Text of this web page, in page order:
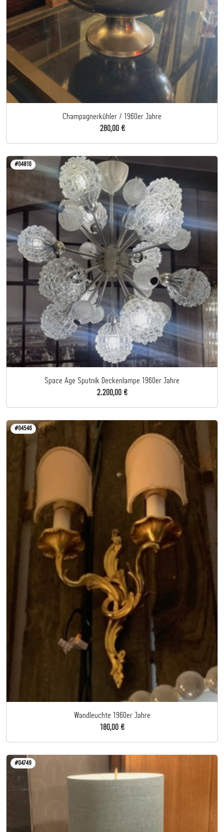
Champagnerkühler / 1960er Jahre
280,00 €
#04810
Space Age Sputnik Deckenlampe 1960er Jahre
2.200,00 €
#04546
Wandleuchte 1960er Jahre
180,00 €
#04749